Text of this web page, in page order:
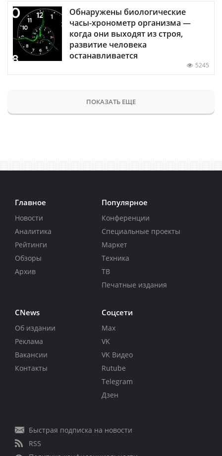
Обнаружены биологические
часы-хронометр организма —
когда они выходят из строя,
развитие человека
останавливается
5245
ПОКАЗАТЬ ЕЩЕ
Главное
Новости
Аналитика
Рейтинги
Обзоры
Архив
Популярное
Конференции
Специальные проекты
Маркет
Техника
ТВ
Печатные издания
CNews
Об издании
Реклама
Вакансии
Контакты
Соцсети
Max
VK
VK Видео
Rutube
Telegram
Дзен
Быстрая подписка на новости
RSS